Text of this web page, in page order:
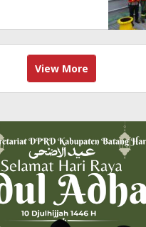
View More